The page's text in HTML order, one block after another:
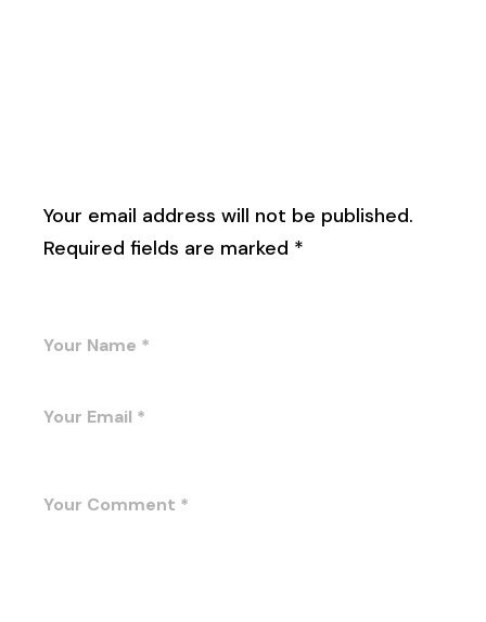
Your email address will not be published.
Required fields are marked *